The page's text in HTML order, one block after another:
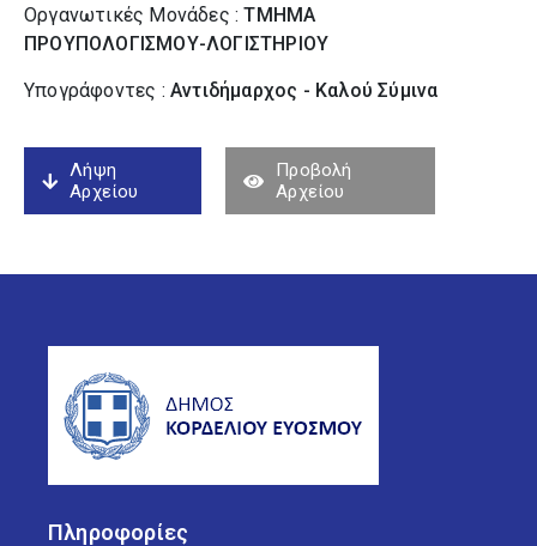
Οργανωτικές Μονάδες :ΤΜΗΜΑ
ΠΡΟΥΠΟΛΟΓΙΣΜΟΥ-ΛΟΓΙΣΤΗΡΙΟΥ
Υπογράφοντες : Αντιδήμαρχος - Καλού Σύµινα
Λήψη
Αρχείου
Προβολή
Αρχείου
Πληροφορίες